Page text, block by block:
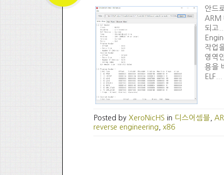
안드
ARM
되고
작업
영역
용을
ELF...
Posted by XeroNicHS in 디스어셈블
reverse engineering
x86